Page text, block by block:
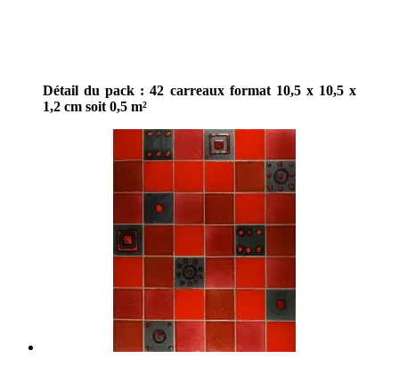
Détail du pack : 42 carreaux format 10,5 x 10,5 x
1,2 cm soit 0,5 m²